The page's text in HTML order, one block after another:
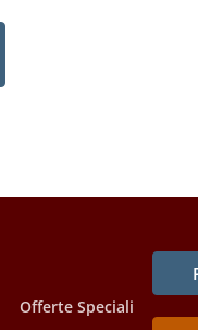
Offerte Speciali